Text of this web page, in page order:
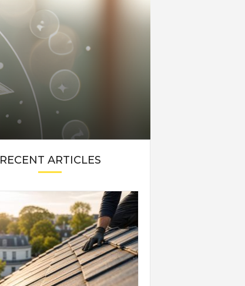
RECENT ARTICLES